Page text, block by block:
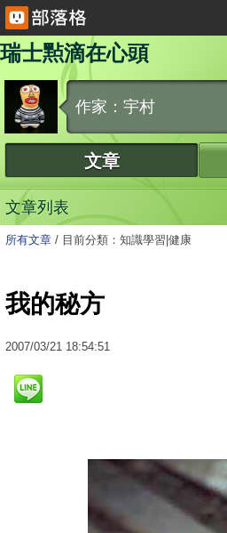
瑞士㸃滴在心頭
作家：宇村
文章
文章列表
所有文章 / 目前分類：知識學習|健康
我的秘方
2007/03/21 18:54:51